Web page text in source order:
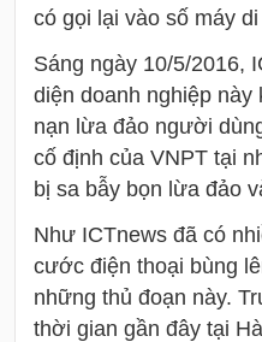
có gọi lại vào số máy
Sáng ngày 10/5/2016,
diện doanh nghiệp
nạn lừa đảo người
cố định của VNPT tại
bị sa bẫy bọn lừa đảo
Như ICTnews đã có
cước điện thoại bùng
những thủ đoạn này.
thời gian gần đây tại